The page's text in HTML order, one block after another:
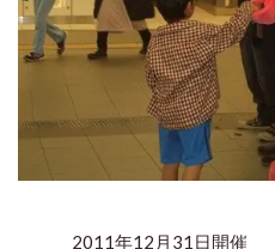
2011年12月31日開催